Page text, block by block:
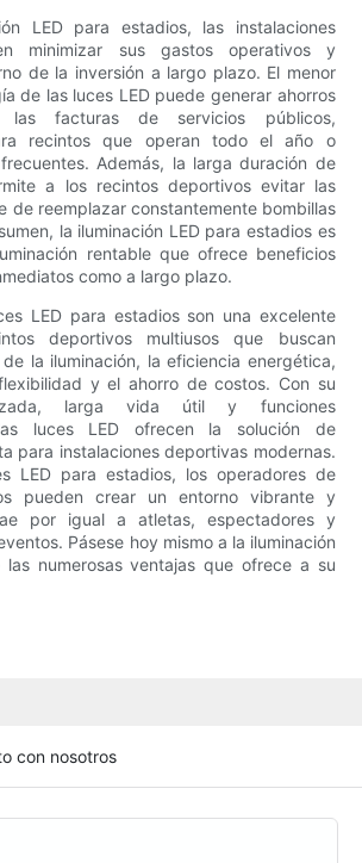
LED para estadios, las instalaciones
minimizar sus gastos operativos y
de la inversión a largo plazo. El menor
de las luces LED puede generar ahorros
las facturas de servicios públicos,
recintos que operan todo el año o
Además, la larga duración de
a los recintos deportivos evitar las
de reemplazar constantemente bombillas
la iluminación LED para estadios es
rentable que ofrece beneficios
como a largo plazo.
LED para estadios son una excelente
deportivos multiusos que buscan
la iluminación, la eficiencia energética,
y el ahorro de costos. Con su
larga vida útil y funciones
las luces LED ofrecen la solución de
para instalaciones deportivas modernas.
LED para estadios, los operadores de
pueden crear un entorno vibrante y
por igual a atletas, espectadores y
Pásese hoy mismo a la iluminación
numerosas ventajas que ofrece a su
con nosotros